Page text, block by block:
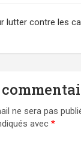
lutter contre les
ne sera pas
avec *